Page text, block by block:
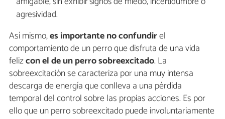
agresividad.
Así mismo,es importante no confundirel
comportamiento de un perro que disfruta de una vida
felizcon el de un perro sobreexcitado. La
sobreexcitación se caracteriza por una muy intensa
descarga de energía que conlleva a una pérdida
temporal del control sobre las propias acciones. Es por
ello que un perro sobreexcitado puede involuntariamente